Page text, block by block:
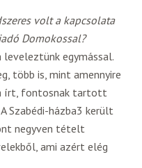
volt a kapcsolata
Domokossal?
egymással.
több is, mint amennyire
írt, fontosnak tartott
Szabédi-házba3 került
negyven tételt
ami azért elég